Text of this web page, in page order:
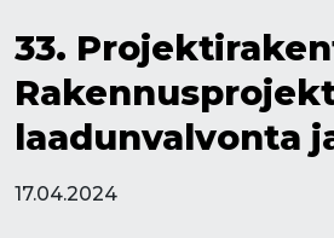
33.
laadunvalvonta
17.04.2024